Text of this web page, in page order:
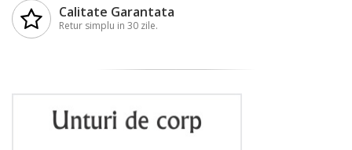
Calitate Garantata
Retur simplu in 30 zile.